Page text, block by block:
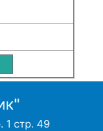
1 стр. 49